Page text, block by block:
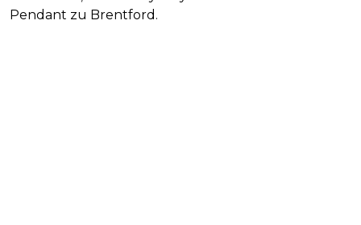
Pendant zu Brentford.